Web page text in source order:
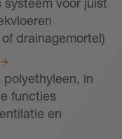
drainagemortel)
in
functies
en